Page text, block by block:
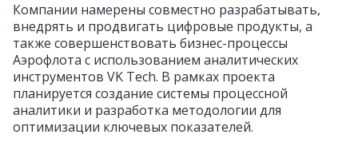
Компании намерены совместно разрабатывать,
внедрять и продвигать цифровые продукты, а
также совершенствовать бизнес-процессы
Аэрофлота с использованием аналитических
инструментов VK Tech. В рамках проекта
планируется создание системы процессной
аналитики и разработка методологии для
оптимизации ключевых показателей.